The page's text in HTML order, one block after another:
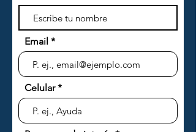
Email
Celular